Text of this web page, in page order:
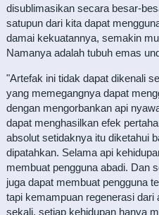
disublimasikan secara besar-
satupun dari kita dapat
damai kekuatannya, semakin
Namanya adalah tubuh emas
"Artefak ini tidak dapat dikenali
yang memegangnya dapat
dengan mengorbankan api
dapat menghasilkan efek
absolut setidaknya itu diketahui
dipatahkan. Selama api
membuat pengguna abadi. Dan
juga dapat membuat pengguna
tapi kemampuan regenerasi dari
sekali, setiap kehidupan hanya